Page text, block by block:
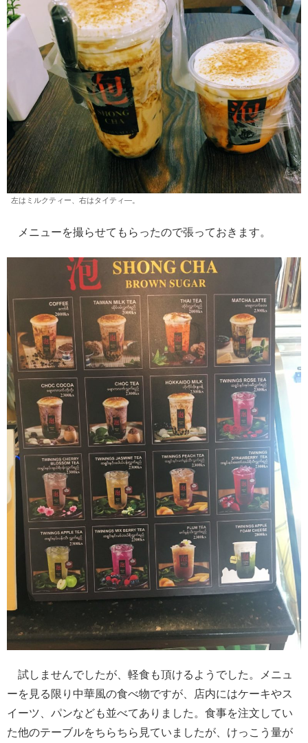
左はミルクティー、右はタイティ―。
メニューを撮らせてもらったので張っておきます。
試しませんでしたが、軽食も頂けるようでした。メニュ
ーを見る限り中華風の食べ物ですが、店内にはケーキやス
イーツ、パンなども並べてありました。食事を注文してい
た他のテーブルをちらちら見ていましたが、けっこう量が